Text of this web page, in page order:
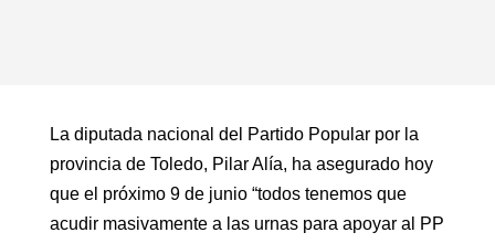
La diputada nacional del Partido Popular por la
provincia de Toledo, Pilar Alía, ha asegurado hoy
que el próximo 9 de junio “todos tenemos que
acudir masivamente a las urnas para apoyar al PP